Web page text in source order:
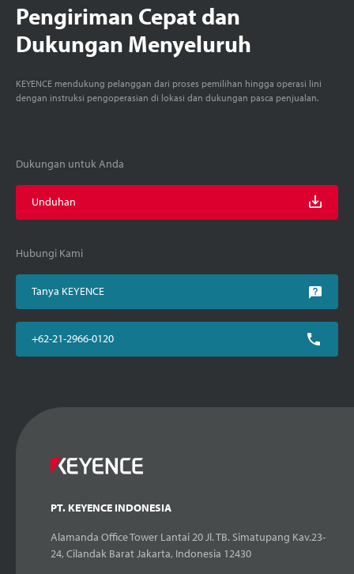
Pengiriman Cepat dan
Dukungan Menyeluruh
KEYENCE mendukung pelanggan dari proses pemilihan hingga operasi lini
dengan instruksi pengoperasian di lokasi dan dukungan pasca penjualan.
Dukungan untuk Anda
Unduhan
Hubungi Kami
Tanya KEYENCE
+62-21-2966-0120
PT. KEYENCE INDONESIA
Alamanda Office Tower Lantai 20 Jl. TB. Simatupang Kav.23-
24, Cilandak Barat Jakarta, Indonesia 12430